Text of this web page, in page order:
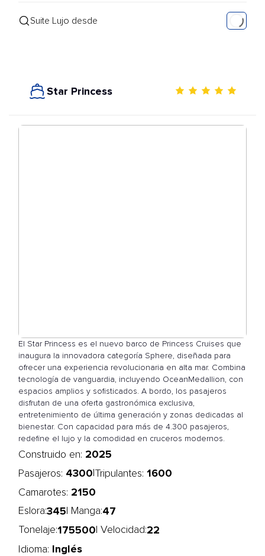
Suite Lujo desde
Star Princess
El Star Princess es el nuevo barco de Princess Cruises que
inaugura la innovadora categoría Sphere, diseñada para
ofrecer una experiencia revolucionaria en alta mar. Combina
tecnología de vanguardia, incluyendo OceanMedallion, con
espacios amplios y sofisticados. A bordo, los pasajeros
disfrutan de una oferta gastronómica exclusiva,
entretenimiento de última generación y zonas dedicadas al
bienestar. Con capacidad para más de 4.300 pasajeros,
redefine el lujo y la comodidad en cruceros modernos.
Construido en: 2025
Pasajeros: 4300 Tripulantes: 1600
Camarotes: 2150
Eslora:345 | Manga:47
Tonelaje:175500 | Velocidad:22
Idioma: Inglés